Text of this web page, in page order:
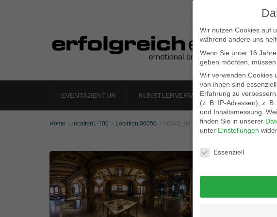
EVENTAGENTUR KÜNSTLERVERMITTLUNG
Home  location1-100  Location 06050  06049_09
Wir nutzen Cookies auf
während andere uns
Wenn Sie unter 16
geben möchten,
Wir verwenden Cookies
von ihnen sind
Erfahrung zu verbessern.
(z. B. IP-Adressen), z.
und Inhaltsmessung.
finden Sie in unserer
unter Einstellungen
Datenschutzeinstellungen
Essenziell